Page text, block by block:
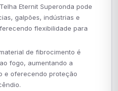
Eternit Superonda pode
galpões, indústrias e
flexibilidade para
de fibrocimento é
fogo, aumentando a
e oferecendo proteção